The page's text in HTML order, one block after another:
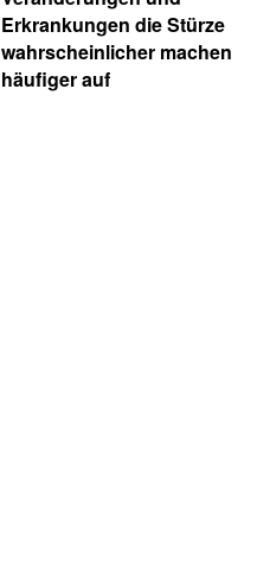
Erkrankungen die Stürze
wahrscheinlicher machen
häufiger auf